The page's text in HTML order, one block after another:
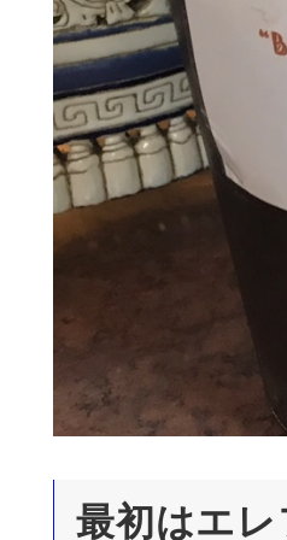
最初はエ